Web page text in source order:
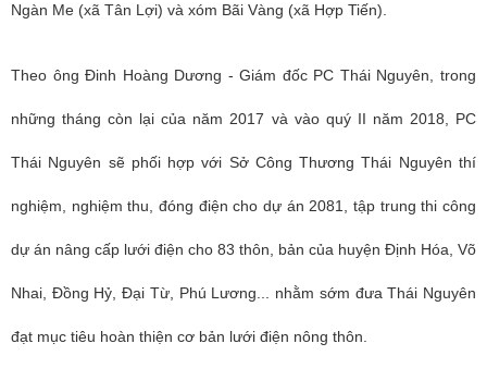
Ngàn Me (xã Tân Lợi) và xóm Bãi Vàng (xã Hợp Tiến).
Theo ông Đinh Hoàng Dương - Giám đốc PC Thái Nguyên, trong
những tháng còn lại của năm 2017 và vào quý II năm 2018, PC
Thái Nguyên sẽ phối hợp với Sở Công Thương Thái Nguyên thí
nghiệm, nghiệm thu, đóng điện cho dự án 2081, tập trung thi công
dự án nâng cấp lưới điện cho 83 thôn, bản của huyện Định Hóa, Võ
Nhai, Đồng Hỷ, Đại Từ, Phú Lương... nhằm sớm đưaThái Nguyên
đạt mục tiêu hoàn thiện cơ bản lưới điện nông thôn.